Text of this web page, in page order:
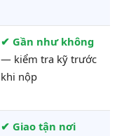
✔ Gần như không
— kiểm tra kỹ trước
khi nộp
✔ Giao tận nơi